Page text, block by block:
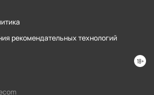
рекомендательных технологий